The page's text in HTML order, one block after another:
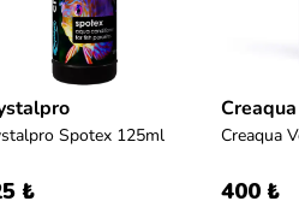
Spotex 125ml
₺
Creaqua
400 ₺